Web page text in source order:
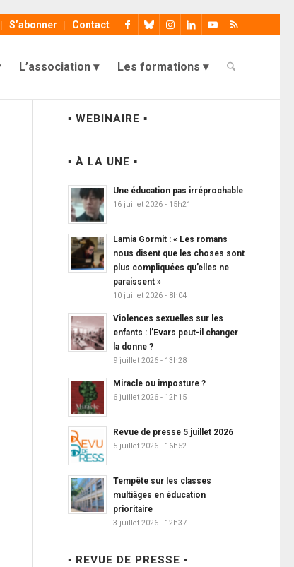
S’abonner Contact
L’association Les formations
▪ WEBINAIRE ▪
▪ À LA UNE ▪
Une éducation pas irréprochable
16 juillet 2026 - 15h21
Lamia Gormit : « Les romans
nous disent que les choses sont
plus compliquées qu’elles ne
paraissent »
10 juillet 2026 - 8h04
Violences sexuelles sur les
enfants : l’Evars peut-il changer
la donne ?
9 juillet 2026 - 13h28
Miracle ou imposture ?
6 juillet 2026 - 12h15
Revue de presse 5 juillet 2026
5 juillet 2026 - 16h52
Tempête sur les classes
multiâges en éducation
prioritaire
3 juillet 2026 - 12h37
▪ REVUE DE PRESSE ▪